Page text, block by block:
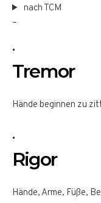
nach TCM
–
Tremor
Hände beginnen zu
Rigor
Hände, Arme, Füße,